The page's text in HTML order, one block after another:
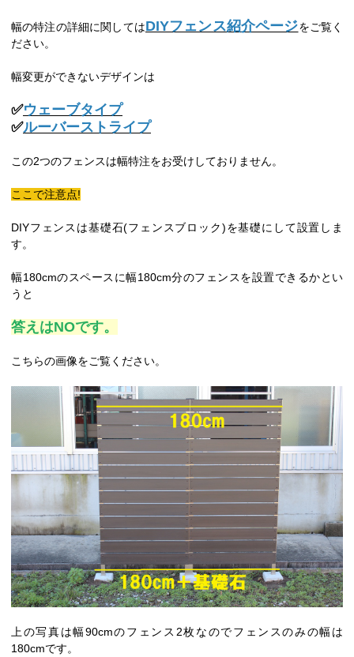
幅の特注の詳細に関してはDIYフェンス紹介ページをご覧く
ださい。
幅変更ができないデザインは
✅ウェーブタイプ
✅ルーバーストライプ
この2つのフェンスは幅特注をお受けしておりません。
ここで注意点!
DIYフェンスは基礎石(フェンスブロック)を基礎にして設置しま
す。
幅180cmのスペースに幅180cm分のフェンスを設置できるかとい
うと
答えはNOです。
こちらの画像をご覧ください。
上の写真は幅90cmのフェンス2枚なのでフェンスのみの幅は
180cmです。